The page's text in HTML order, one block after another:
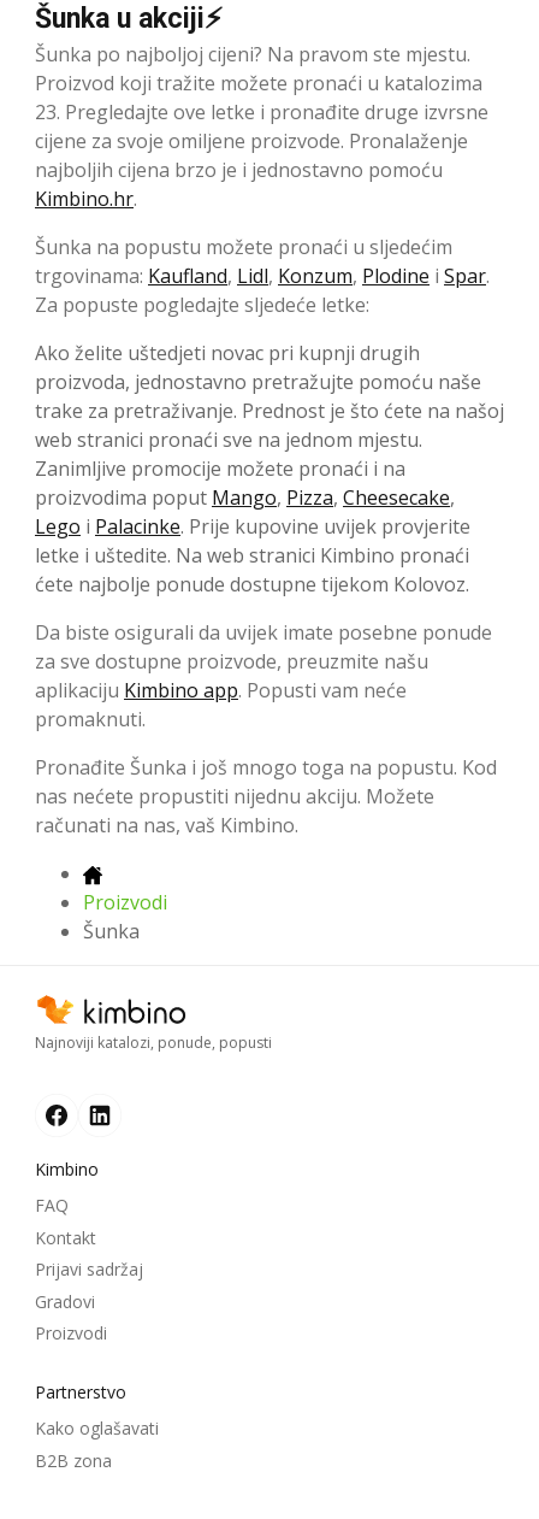
Šunka u akciji⚡
Šunka po najboljoj cijeni? Na pravom ste mjestu.
Proizvod koji tražite možete pronaći u katalozima
23. Pregledajte ove letke i pronađite druge izvrsne
cijene za svoje omiljene proizvode. Pronalaženje
najboljih cijena brzo je i jednostavno pomoću
Kimbino.hr.
Šunka na popustu možete pronaći u sljedećim
trgovinama: Kaufland, Lidl, Konzum, Plodine i Spar.
Za popuste pogledajte sljedeće letke:
Ako želite uštedjeti novac pri kupnji drugih
proizvoda, jednostavno pretražujte pomoću naše
trake za pretraživanje. Prednost je što ćete na našoj
web stranici pronaći sve na jednom mjestu.
Zanimljive promocije možete pronaći i na
proizvodima poput Mango, Pizza, Cheesecake,
Lego i Palacinke. Prije kupovine uvijek provjerite
letke i uštedite. Na web stranici Kimbino pronaći
ćete najbolje ponude dostupne tijekom Kolovoz.
Da biste osigurali da uvijek imate posebne ponude
za sve dostupne proizvode, preuzmite našu
aplikaciju Kimbino app. Popusti vam neće
promaknuti.
Pronađite Šunka i još mnogo toga na popustu. Kod
nas nećete propustiti nijednu akciju. Možete
računati na nas, vaš Kimbino.
Proizvodi
Šunka
Najnoviji katalozi, ponude, popusti
Kimbino
FAQ
Kontakt
Prijavi sadržaj
Gradovi
Proizvodi
Partnerstvo
Kako oglašavati
B2B zona